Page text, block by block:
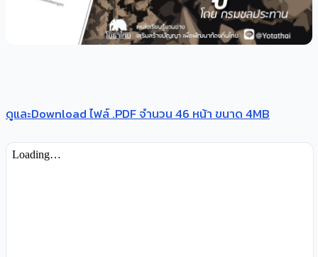
ดูและDownload ไฟล์ .PDF จำนวน 46 หน้า ขนาด 4MB